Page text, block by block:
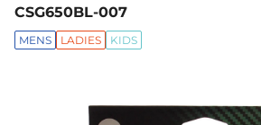
CSG650BL-007
MENS LADIES KIDS